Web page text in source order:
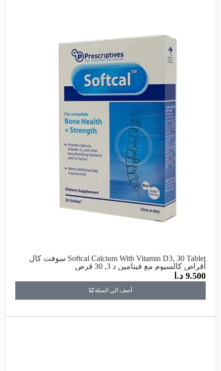
Softcal Calcium With Vitamin D3, 30 Tablet سوفت كال
أقراص كالسيوم مع فيتامين د 3, 30 قرص
9.500 د.ا
أضف الي السلة